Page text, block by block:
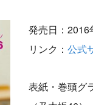
発売日：2016
リンク：公式
表紙・巻頭グ